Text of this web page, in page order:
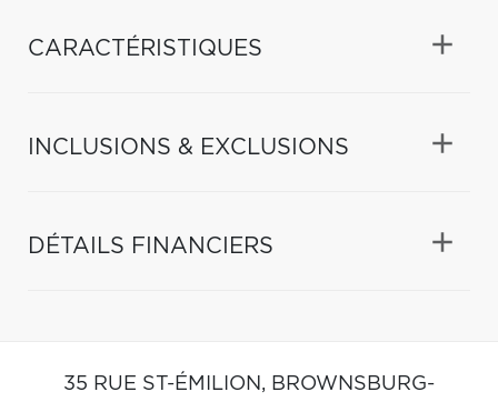
CARACTÉRISTIQUES
INCLUSIONS & EXCLUSIONS
DÉTAILS FINANCIERS
35 RUE ST-ÉMILION, BROWNSBURG-